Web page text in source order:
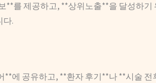
**를 제공하고, **상위노출**을 달성하기
다.
**에 공유하고, **환자 후기**나 **시술 전